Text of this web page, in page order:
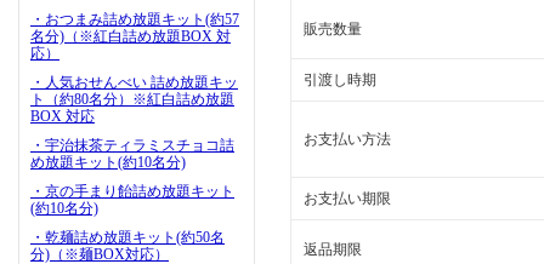
・おつまみ詰め放題キット(約57
名分)（※紅白詰め放題BOX 対
応）
・人気おせんべい 詰め放題キッ
ト（約80名分）※紅白詰め放題
BOX 対応
・宇治抹茶ティラミスチョコ詰
め放題キット(約10名分)
・京の手まり飴詰め放題キット
(約10名分)
・乾麺詰め放題キット(約50名
分)（※麺BOX対応）
販売数量
引渡し時期
お支払い方法
お支払い期限
返品期限